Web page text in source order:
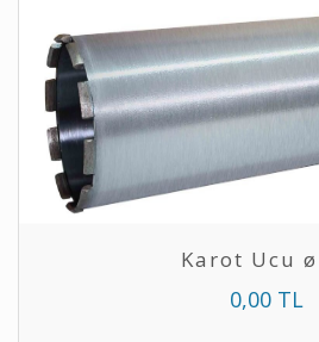
Karot Ucu
0,00 TL